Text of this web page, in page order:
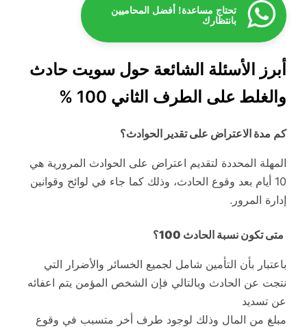
تحتاج مساعدة! أفضل المحاميين
بانتظارك
أبرز الأسئلة الشائعة حول سويت حادث
والغلط على الطرف الثاني 100 %
كم مدة الاعتراض على تقدير الحوادث؟
المهلة المحددة لتقديم اعتراض على الحوادث المرورية هي
10 أيام بعد وقوع الحادث، وذلك كما جاء في لوائح وقوانين
إدارة المرور.
متى تكون نسبة الحادث 100 ؟
باعتبار بأن التأمين شامل لجميع الخسائر والأضرار التي
نتجت عن الحادث وبالتالي فإن الشخص المؤمن يتم اعفائه
عن تسديد
مبلغ من المال وذلك لوجود طرف أخر متسبب في وقوع